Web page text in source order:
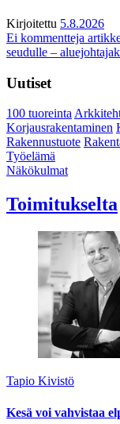
Kirjoitettu 5.8.2026
Ei kommentteja
seudulle –
Uutiset
100 tuoreinta
Korjausrakentaminen
Rakennustuote
Työelämä
Näkökulmat
Toimitukselta
Tapio Kivistö
Kesä voi vahvistaa